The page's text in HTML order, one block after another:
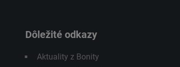
Dôležité odkazy
Aktuality z Bonity